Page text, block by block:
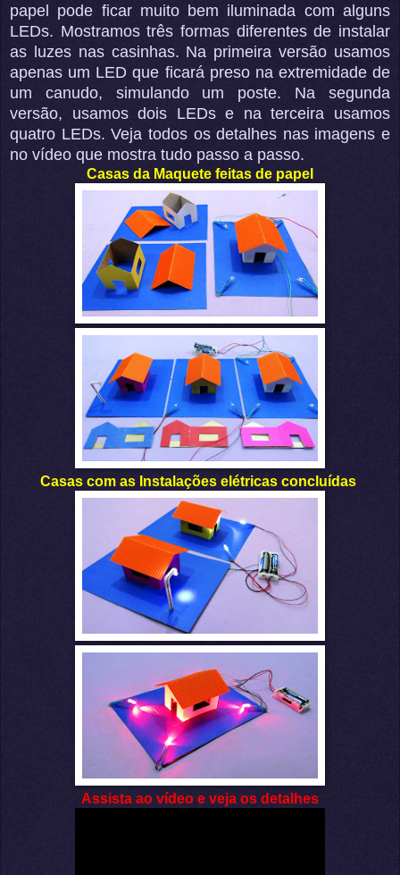
papel pode ficar muito bem iluminada com alguns
LEDs. Mostramos três formas diferentes de instalar
as luzes nas casinhas. Na primeira versão usamos
apenas um LED que ficará preso na extremidade de
um canudo, simulando um poste. Na segunda
versão, usamos dois LEDs e na terceira usamos
quatro LEDs. Veja todos os detalhes nas imagens e
no vídeo que mostra tudo passo a passo.
Casas da Maquete feitas de papel
Casas com as Instalações elétricas concluídas
Assista ao vídeo e veja os detalhes